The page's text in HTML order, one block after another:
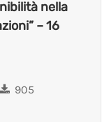
nella
– 16
905